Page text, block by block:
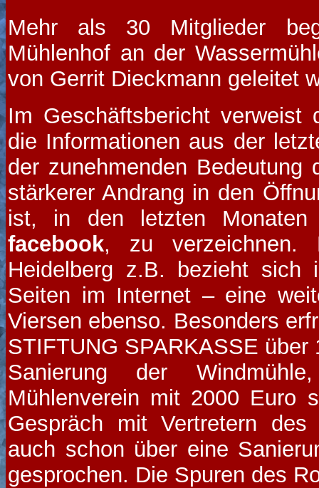
Mehr als 30 Mitglieder
Mühlenhof an der
von Gerrit Dieckmann geleitet
Im Geschäftsbericht verweist
die Informationen aus der
der zunehmenden Bedeutung
stärkerer Andrang in den
ist, in den letzten
facebook, zu verzeichnen.
Heidelberg z.B. bezieht sich
Seiten im Internet – eine
Viersen ebenso. Besonders
STIFTUNG SPARKASSE über
Sanierung der
Mühlenverein mit 2000 Euro
Gespräch mit Vertretern des
auch schon über eine
gesprochen. Die Spuren des